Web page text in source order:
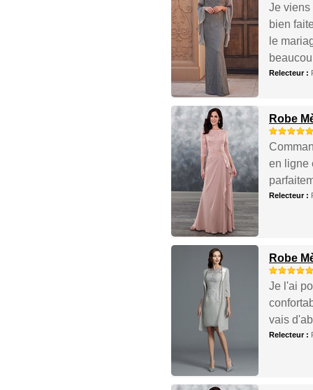
Je viens
bien
le
Relecteur :
Robe
en ligne
Relecteur :
Robe
Je l'ai
vais
Relecteur :